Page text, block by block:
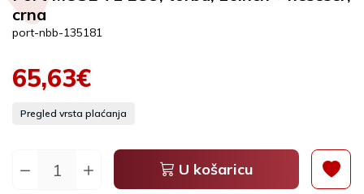
crna
port-nbb-135181
65,63€
Pregled vrsta plaćanja
U košaricu